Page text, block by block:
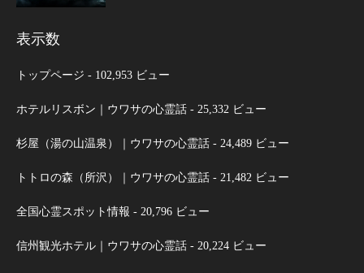
表示数
トップページ - 102,953 ビュー
ホテルリスボン｜ウワサの心霊話 - 25,332 ビュー
杉屋（湯の山温泉）｜ウワサの心霊話 - 24,489 ビュー
トトロの森（所沢）｜ウワサの心霊話 - 21,482 ビュー
全国心霊スポット情報 - 20,796 ビュー
信州観光ホテル｜ウワサの心霊話 - 20,224 ビュー